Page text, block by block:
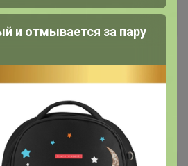
stolovaya_posuda_farf...
и отмывается за пару